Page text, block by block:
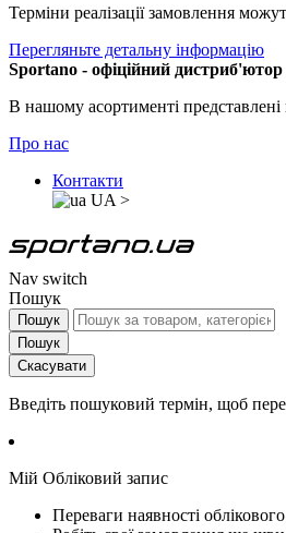
Терміни реалізації замовлення
Перегляньте детальну інформацію
Sportano - офіційний дистриб'ютор
В нашому асортименті
Про нас
Контакти
UA >
Nav switch
Пошук
Пошук
Пошук
Скасувати
Введіть пошуковий термін, щоб
Мій Обліковий запис
Переваги наявності